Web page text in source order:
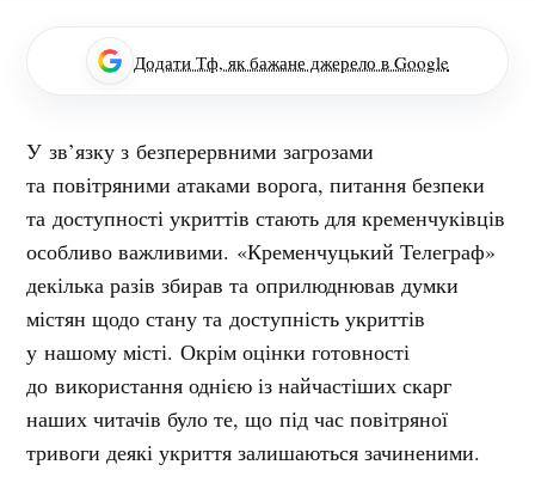
Додати Тф, як бажане джерело в Google
У зв’язку з безперервними загрозами
та повітряними атаками ворога, питання безпеки
та доступності укриттів стають для кременчуківців
особливо важливими. «Кременчуцький Телеграф»
декілька разів збирав та оприлюднював думки
містян щодо стану та доступність укриттів
у нашому місті. Окрім оцінки готовності
до використання однією із найчастіших скарг
наших читачів було те, що під час повітряної
тривоги деякі укриття залишаються зачиненими.